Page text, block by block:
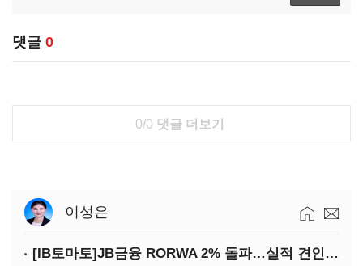
댓글 0
0/0 댓글 더보기
이성은
[IB토마토]JB금융 RORWA 2% 돌파…실적 견인은 은행 아닌 캐피탈